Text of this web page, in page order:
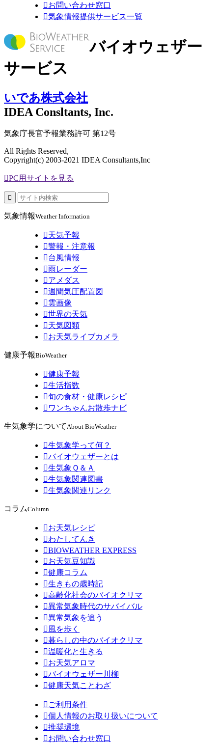
お問い合わせ窓口
気象情報提供サービス一覧
バイオウェザー
サービス
いであ株式会社
IDEA Consltants, Inc.
気象庁長官予報業務許可 第12号
All Rights Reserved,
Copyright(c) 2003-2021 IDEA Consultants,Inc
PC用サイトを見る

気象情報Weather Information
天気予報
警報・注意報
台風情報
雨レーダー
アメダス
週間気圧配置図
雲画像
世界の天気
天気図類
お天気ライブカメラ
健康予報BioWeather
健康予報
生活指数
旬の食材・健康レシピ
 ワンちゃんお散歩ナビ
生気象学についてAbout BioWeather
生気象学って何？
バイオウェザーとは
生気象Ｑ＆Ａ
生気象関連図書
生気象関連リンク
コラムColumn
お天気レシピ
わたしてんき
BIOWEATHER EXPRESS
お天気豆知識
健康コラム
生きもの歳時記
高齢化社会のバイオクリマ
異常気象時代のサバイバル
異常気象を追う
 風を歩く
暮らしの中のバイオクリマ
温暖化と生きる
お天気アロマ
バイオウェザー川柳
健康天気ことわざ
 ご利用条件
個人情報のお取り扱いについて
推奨環境
お問い合わせ窓口